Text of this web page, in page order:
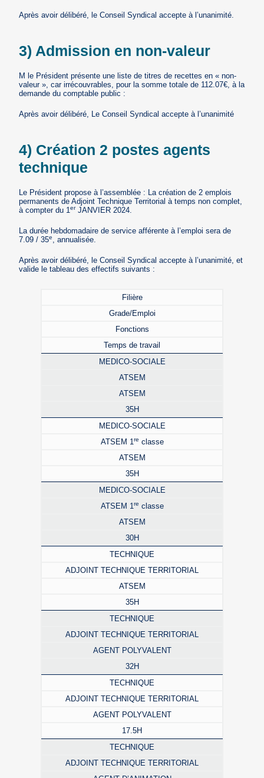
Après avoir délibéré, le Conseil Syndical accepte à l’unanimité.
3) Admission en non-valeur
M le Président présente une liste de titres de recettes en « non-
valeur », car irrécouvrables, pour la somme totale de 112.07€, à la
demande du comptable public :
Après avoir délibéré, Le Conseil Syndical accepte à l’unanimité
4) Création 2 postes agents
technique
Le Président propose à l’assemblée : La création de 2 emplois
permanents de Adjoint Technique Territorial à temps non complet,
à compter du 1erJANVIER 2024.
La durée hebdomadaire de service afférente à l’emploi sera de
7.09 / 35e, annualisée.
Après avoir délibéré, le Conseil Syndical accepte à l’unanimité, et
valide le tableau des effectifs suivants :
Filière
Grade/Emploi
Fonctions
Temps de travail
MEDICO-SOCIALE
ATSEM
ATSEM
35H
MEDICO-SOCIALE
ATSEM 1re classe
ATSEM
35H
MEDICO-SOCIALE
ATSEM 1re classe
ATSEM
30H
TECHNIQUE
ADJOINT TECHNIQUE TERRITORIAL
ATSEM
35H
TECHNIQUE
ADJOINT TECHNIQUE TERRITORIAL
AGENT POLYVALENT
32H
TECHNIQUE
ADJOINT TECHNIQUE TERRITORIAL
AGENT POLYVALENT
17.5H
TECHNIQUE
ADJOINT TECHNIQUE TERRITORIAL